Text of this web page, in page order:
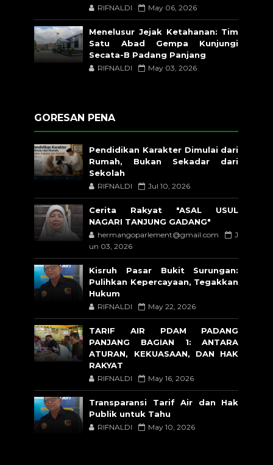
RIFNALDI May 06, 2026
Menelusur Jejak Ketahanan: Tim
Satu Abad Gempa Kunjungi
Secata-B Padang Panjang
RIFNALDI May 03, 2026
GORESAN PENA
Pendidikan Karakter Dimulai dari
Rumah, Bukan Sekadar dari
Sekolah
RIFNALDI Jul 10, 2026
Cerita Rakyat "ASAL USUL
NAGARI TANJUNG GADANG"
hermangoparlement@gmail.com
J
un 03, 2026
Kisruh Pasar Bukit Surungan:
Pulihkan Kepercayaan, Tegakkan
Hukum
RIFNALDI May 22, 2026
TARIF AIR PDAM PADANG
PANJANG BAGIAN 1: ANTARA
ATURAN, KEKUASAAN, DAN HAK
RAKYAT
RIFNALDI May 16, 2026
Transparansi Tarif Air dan Hak
Publik untuk Tahu
RIFNALDI May 10, 2026